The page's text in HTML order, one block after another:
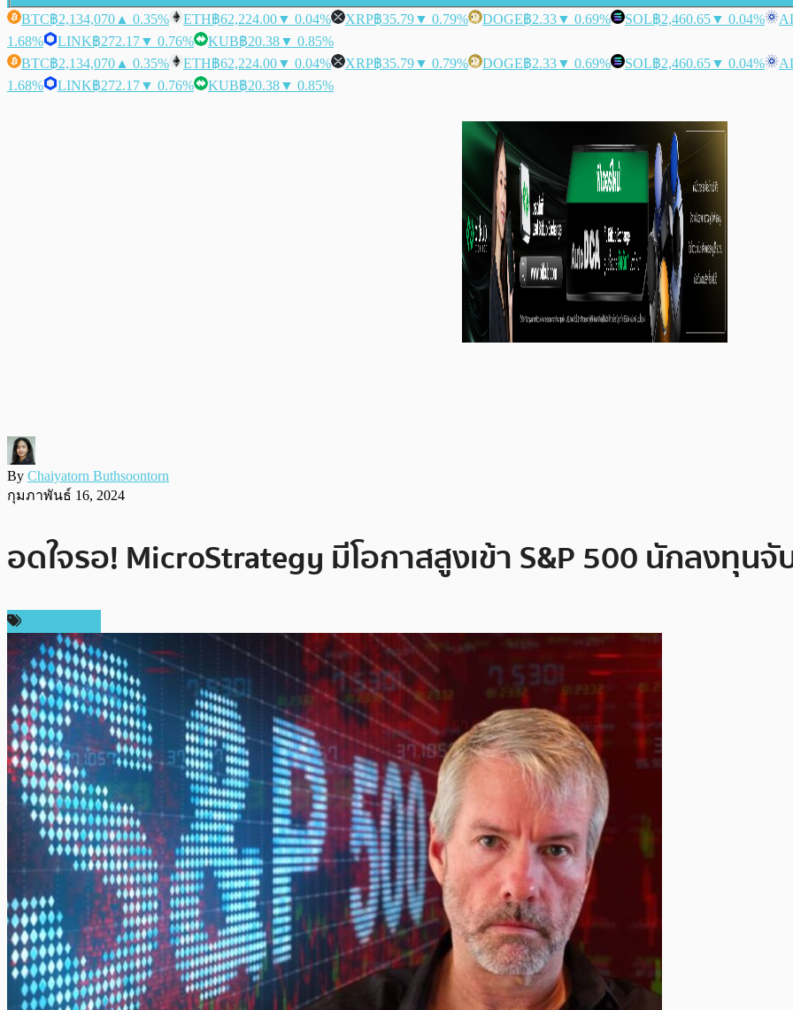
BTC฿2,134,070 ▲ 0.35% ETH฿62,224.00▼ 0.04% XRP฿35.79▼ 0.79% DOGE฿2.33▼ 0.69% SOL฿2,460.65▼ 0.04%
1.68%
LINK฿272.17▼ 0.76% KUB฿20.38▼ 0.85%
BTC฿2,134,070 ▲ 0.35% ETH฿62,224.00▼ 0.04% XRP฿35.79▼ 0.79% DOGE฿2.33▼ 0.69% SOL฿2,460.65▼ 0.04%
1.68%
LINK฿272.17▼ 0.76% KUB฿20.38▼ 0.85%
By Chaiyatorn Buthsoontorn
กุมภาพันธ์ 16, 2024
อดใจรอ! MicroStrategy มีโอกาสสูงเข้า S&P 500 นักลงทุน